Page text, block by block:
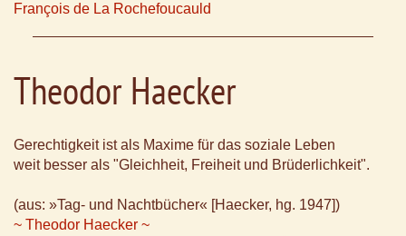
François de La Rochefoucauld
Theodor Haecker
Gerechtigkeit ist als Maxime für das soziale Leben
weit besser als "Gleichheit, Freiheit und Brüderlichkeit".
(aus: »Tag- und Nachtbücher« [Haecker, hg. 1947])
~ Theodor Haecker ~